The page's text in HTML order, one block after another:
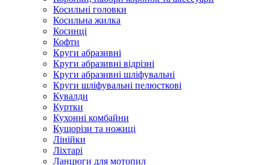
Косильні головки
Косильна жилка
Косинці
Кофти
Круги абразивні
Круги абразивні відрізні
Круги абразивні шліфувальні
Круги шліфувальні пелюсткові
Кувалди
Куртки
Кухонні комбайни
Кущорізи та ножиці
Лінійки
Ліхтарі
Ланцюги для мотопил